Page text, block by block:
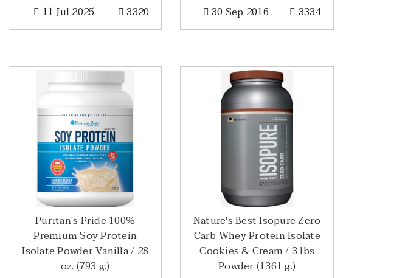
11 Jul 2025 3320 30 Sep 2016 3334
Puritan's Pride 100%
Premium Soy Protein
Isolate Powder Vanilla / 28
oz. (793 g.)
Nature's Best Isopure Zero
Carb Whey Protein Isolate
Cookies & Cream / 3 lbs
Powder (1361 g.)